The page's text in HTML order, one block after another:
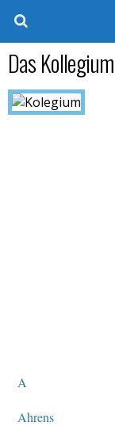
Das Kollegium
A
Ahrens